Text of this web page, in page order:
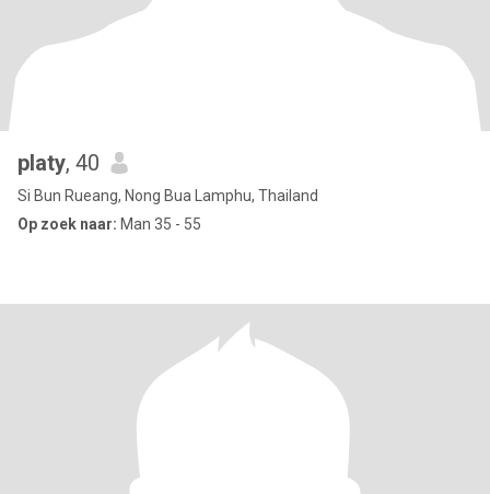
platy, 40
Si Bun Rueang, Nong Bua Lamphu, Thailand
Op zoek naar: Man 35 - 55